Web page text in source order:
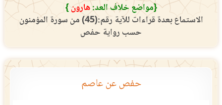
{مواضع خلاف العد:هارون}
الاستماع بعدة قراءات للآية رقم:(45) من سورة المؤمنون
حسب رواية حفص
حفص عن عاصم